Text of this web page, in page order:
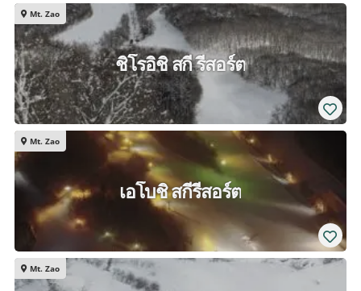
Mt. Zao
ชิโรอิชิ สกี รีสอร์ต
Mt. Zao
เอโบชิ สกีรีสอร์ต
Mt. Zao